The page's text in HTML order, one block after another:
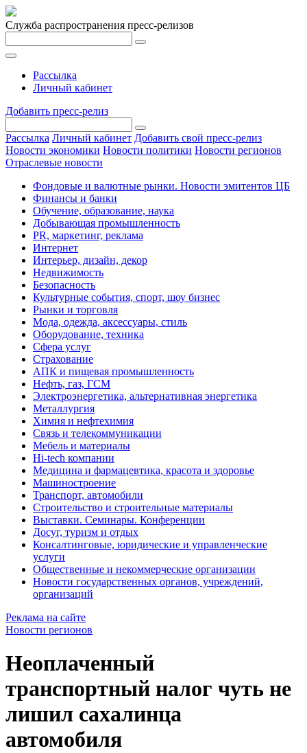
Служба распространения пресс-релизов
Рассылка
Личный кабинет
Добавить пресс-релиз
Рассылка Личный кабинет Добавить свой пресс-релиз
Новости экономики Новости политики Новости регионов
Отраслевые новости
Фондовые и валютные рынки. Новости эмитентов ЦБ
Финансы и банки
Обучение, образование, наука
Добывающая промышленность
PR, маркетинг, реклама
Интернет
Интерьер, дизайн, декор
Недвижимость
Безопасность
Культурные события, спорт, шоу бизнес
Рынки и торговля
Мода, одежда, аксессуары, стиль
Оборудование, техника
Сфера услуг
Страхование
АПК и пищевая промышленность
Нефть, газ, ГСМ
Электроэнергетика, альтернативная энергетика
Металлургия
Химия и нефтехимия
Связь и телекоммуникации
Мебель и материалы
Hi-tech компании
Медицина и фармацевтика, красота и здоровье
Машиностроение
Транспорт, автомобили
Строительство и строительные материалы
Выставки. Семинары. Конференции
Досуг, туризм и отдых
Консалтинговые, юридические и управленческие
услуги
Общественные и некоммерческие организации
Новости государственных органов, учреждений,
организаций
Реклама на сайте
Новости регионов
Неоплаченный
транспортный налог чуть не
лишил сахалинца
автомобиля